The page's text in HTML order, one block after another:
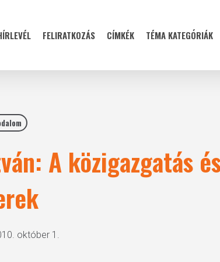
FELIRATKOZÁS CÍMKÉK TÉMA KATEGÓRIÁK
A közigazgatás
október 1.